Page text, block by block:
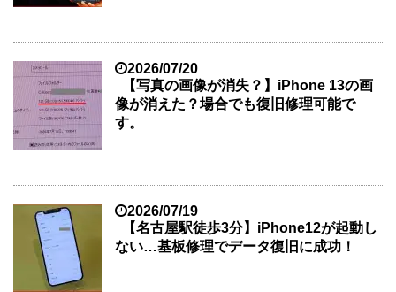
2026/07/20
【写真の画像が消失？】iPhone 13の画
像が消えた？場合でも復旧修理可能で
す。
2026/07/19
【名古屋駅徒歩3分】iPhone12が起動し
ない…基板修理でデータ復旧に成功！